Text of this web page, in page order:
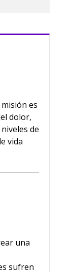
es
dolor,
de
vida
una
sufren